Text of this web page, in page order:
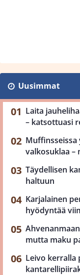
Uusimmat
Laita
– katsottuasi
Muffinsseissa
valkosuklaa –
Täydellisen
haltuun
Karjalainen
hyödyntää
mutta maku
Leivo kerralla